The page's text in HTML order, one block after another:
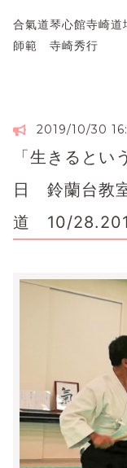
合氣道琴心館寺崎道
師範 寺崎秀行
2019/10/30
「生きると
日 鈴蘭台教
道 10/